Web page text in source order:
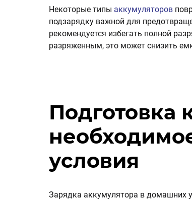
Некоторые типы аккумуляторов
подзарядку важной для
рекомендуется избегать полной
разряженным, это может снизить
Подготовка
условия
Зарядка аккумулятора в домашних